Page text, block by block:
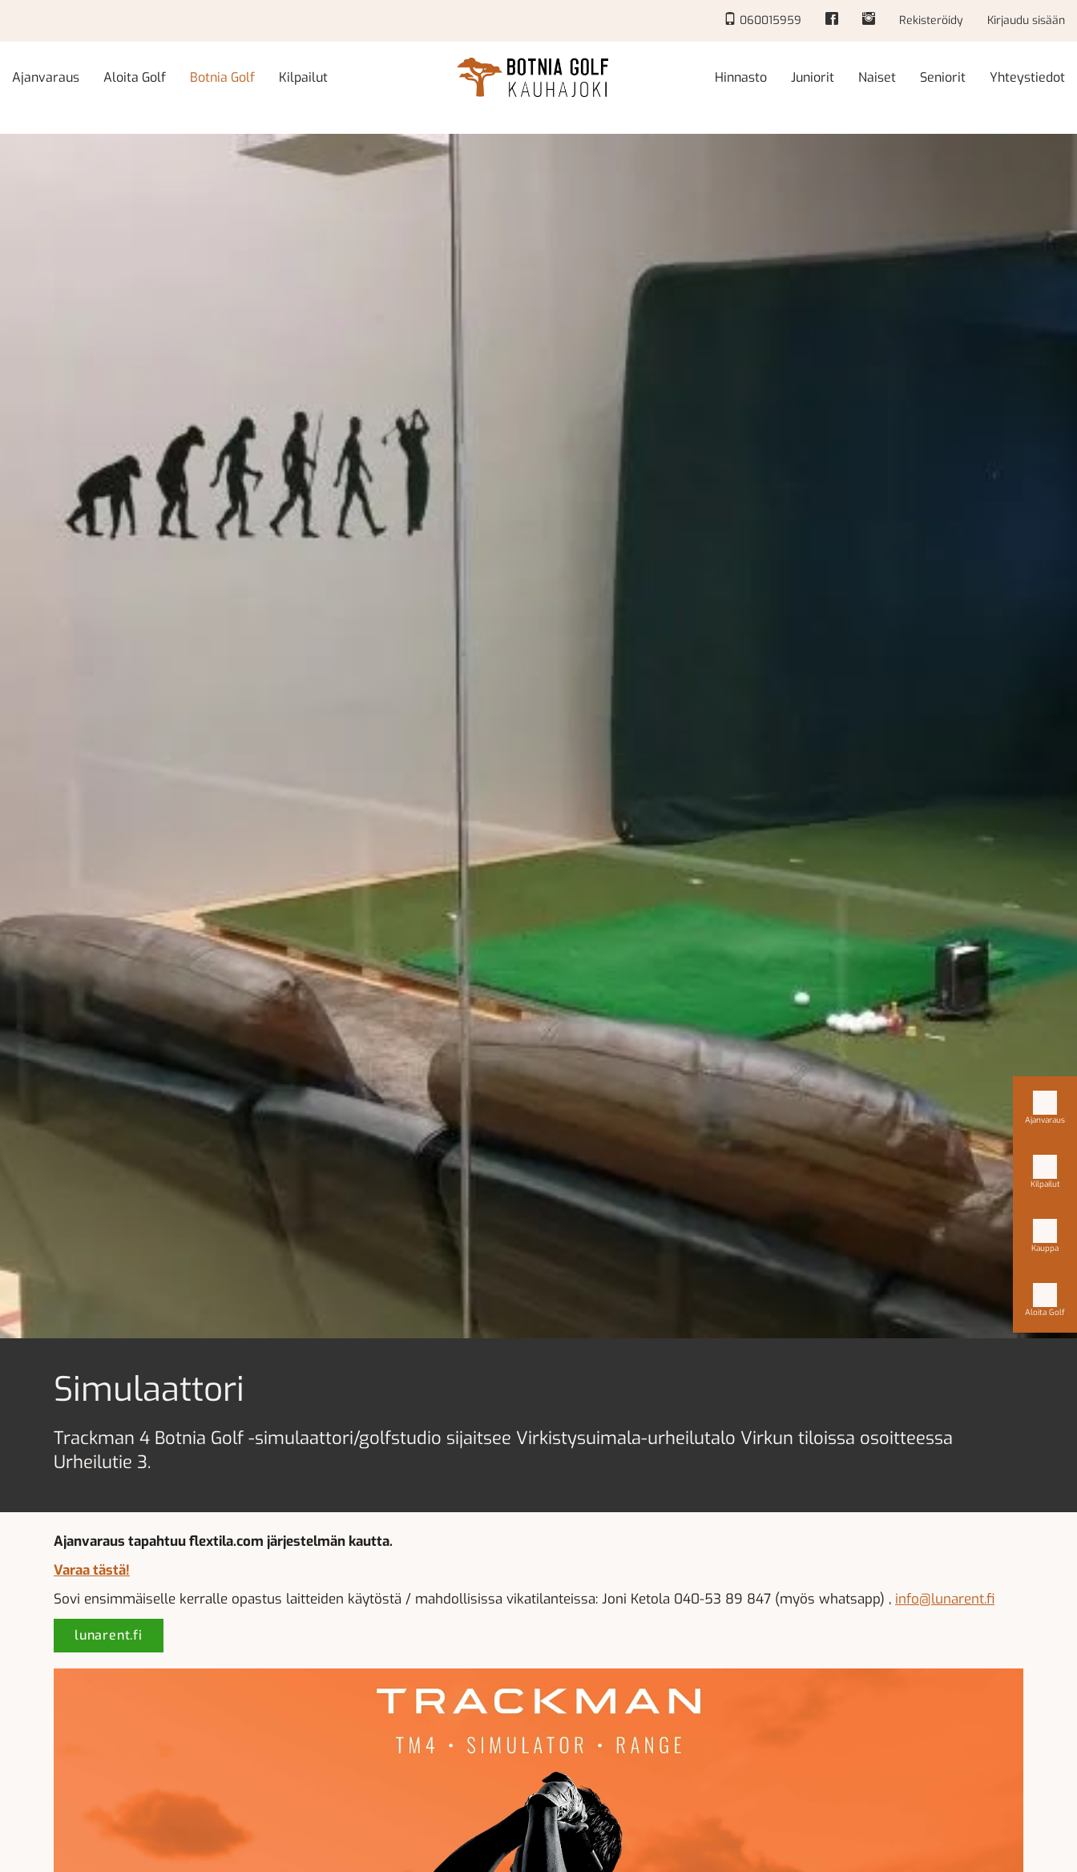
060015959 Rekisteröidy Kirjaudu sisään
Ajanvaraus Aloita Golf Botnia Golf Kilpailut Hinnasto Juniorit Naiset Seniorit Yhteystiedot
Ajanvaraus
Kilpailut
Kauppa
Aloita Golf
Simulaattori
Trackman 4 Botnia Golf -simulaattori/golfstudio sijaitsee Virkistysuimala-urheilutalo Virkun tiloissa osoitteessa
Urheilutie 3.
Ajanvaraus tapahtuu flextila.com järjestelmän kautta.
Varaa tästä!
Sovi ensimmäiselle kerralle opastus laitteiden käytöstä / mahdollisissa vikatilanteissa: Joni Ketola 040-53 89 847 (myös whatsapp) , info@lunarent.fi
lunarent.fi